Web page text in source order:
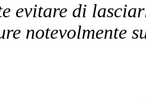
evitare di
notevolmente